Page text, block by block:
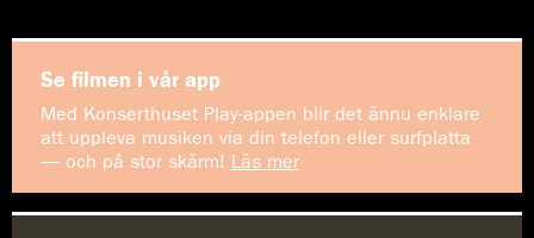
Se filmen i vår app
Med Konserthuset Play-appen blir det ännu enklare
att uppleva musiken via din telefon eller surfplatta
— och på stor skärm! Läs mer